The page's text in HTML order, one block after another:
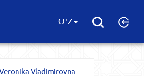
O'Z
Vladimirovna